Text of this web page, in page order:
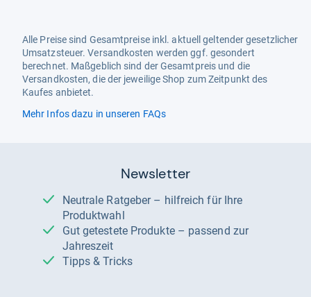
Alle Preise sind Gesamtpreise inkl. aktuell geltender gesetzlicher
Umsatzsteuer. Versandkosten werden ggf. gesondert
berechnet. Maßgeblich sind der Gesamtpreis und die
Versandkosten, die der jeweilige Shop zum Zeitpunkt des
Kaufes anbietet.
Mehr Infos dazu in unseren FAQs
Newsletter
Neutrale Ratgeber – hilfreich für Ihre
Produktwahl
Gut getestete Produkte – passend zur
Jahreszeit
Tipps & Tricks